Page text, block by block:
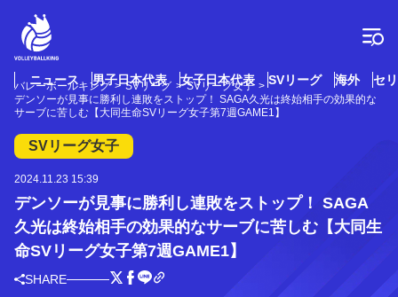
ニュース 男子日本代表 女子日本代表 SVリーグ 海外 セ
バレーボールキング SVリーグ
SVリーグ女子
デンソーが見事に勝利し連敗をストップ！ SAGA久光は終始相手の効果的な
サーブに苦しむ【大同生命SVリーグ女子第7週GAME1】
SVリーグ女子
2024.11.23 15:39
デンソーが見事に勝利し連敗をストップ！ SAGA
久光は終始相手の効果的なサーブに苦しむ【大同生
命SVリーグ女子第7週GAME1】
SHARE